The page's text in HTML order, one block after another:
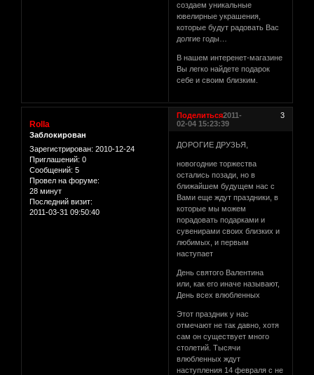
создаем уникальные
ювелирные украшения,
которые будут радовать Вас
долгие годы…
В нашем интеренет-магазине
Вы легко найдете подарок
себе и своим близким.
Поделиться 3
2011-
02-04 15:23:39
Rolla
Заблокирован
Зарегистрирован: 2010-12-24
Приглашений: 0
Сообщений: 5
Провел на форуме:
28 минут
Последний визит:
2011-03-31 09:50:40
ДОРОГИЕ ДРУЗЬЯ,
новогодние торжества
остались позади, но в
ближайшем будущем нас с
Вами еще ждут праздники, в
которые мы можем
порадовать подарками и
сувенирами своих близких и
любимых, и первым
наступает
День святого Валентина
или, как его иначе называют,
День всех влюбленных
Этот праздник у нас
отмечают не так давно, хотя
сам он существует много
столетий. Тысячи
влюбленных ждут
наступления 14 февраля с не